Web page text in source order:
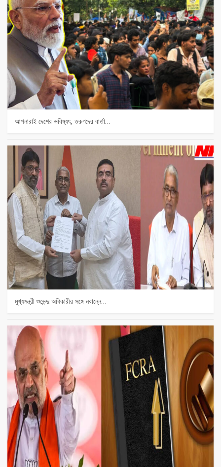
আপনারাই দেশের ভবিষ্যৎ, তরুণদের বার্তা…
মুখ্যমন্ত্রী শুভেন্দু অধিকারীর সঙ্গে নবান্নে…